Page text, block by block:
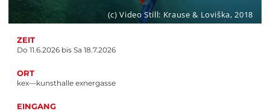
ZEIT
Do 11.6.2026 bis Sa 18.7.2026
ORT
kex—kunsthalle exnergasse
EINGANG
(c) Video Still: Krause & Loviška, 2018